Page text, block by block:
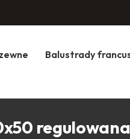
Balustrady